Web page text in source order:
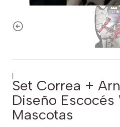
|
Set Correa +
Diseño
Mascotas